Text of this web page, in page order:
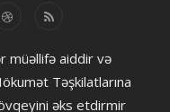
müəllifə aiddir və
Təşkilatlarına
əks etdirmir